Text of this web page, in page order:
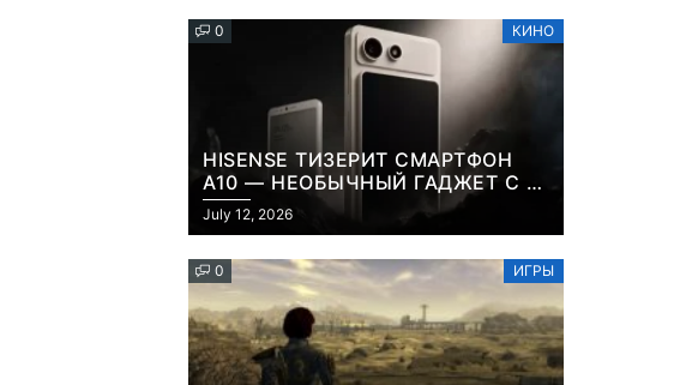
0 КИНО
HISENSE ТИЗЕРИТ СМАРТФОН
A10 — НЕОБЫЧНЫЙ ГАДЖЕТ С E-
INK-ЭКРАНОМ И СЪЕМНОЙ LCD-
ПАНЕЛЬЮ ДЛЯ ЦВЕТНОГО
July 12, 2026
0 ИГРЫ